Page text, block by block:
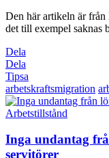
Den här artikeln är
det till exempel saknas
Dela
Dela
Tipsa
arbetskraftsmigration
Arbetstillstånd
Inga undantag
servitörer